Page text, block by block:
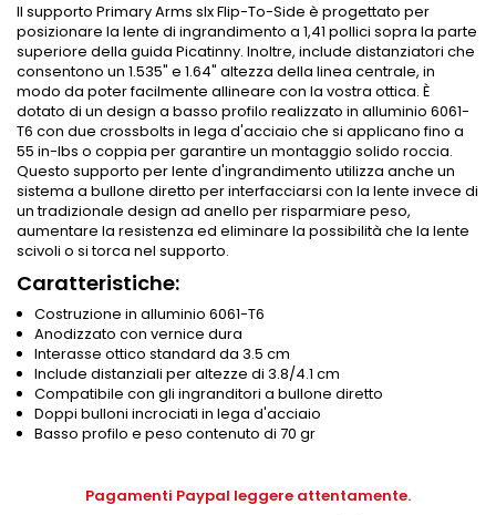
Il supporto Primary Arms slx Flip-To-Side è progettato per
posizionare la lente di ingrandimento a 1,41 pollici sopra la parte
superiore della guida Picatinny. Inoltre, include distanziatori che
consentono un 1.535" e 1.64" altezza della linea centrale, in
modo da poter facilmente allineare con la vostra ottica. È
dotato di un design a basso profilo realizzato in alluminio 6061-
T6 con due crossbolts in lega d'acciaio che si applicano fino a
55 in-lbs o coppia per garantire un montaggio solido roccia.
Questo supporto per lente d'ingrandimento utilizza anche un
sistema a bullone diretto per interfacciarsi con la lente invece di
un tradizionale design ad anello per risparmiare peso,
aumentare la resistenza ed eliminare la possibilità che la lente
scivoli o si torca nel supporto.
Caratteristiche:
Costruzione in alluminio 6061-T6
Anodizzato con vernice dura
Interasse ottico standard da 3.5 cm
Include distanziali per altezze di 3.8/4.1 cm
Compatibile con gli ingranditori a bullone diretto
Doppi bulloni incrociati in lega d'acciaio
Basso profilo e peso contenuto di 70 gr
Pagamenti Paypal leggere attentamente.